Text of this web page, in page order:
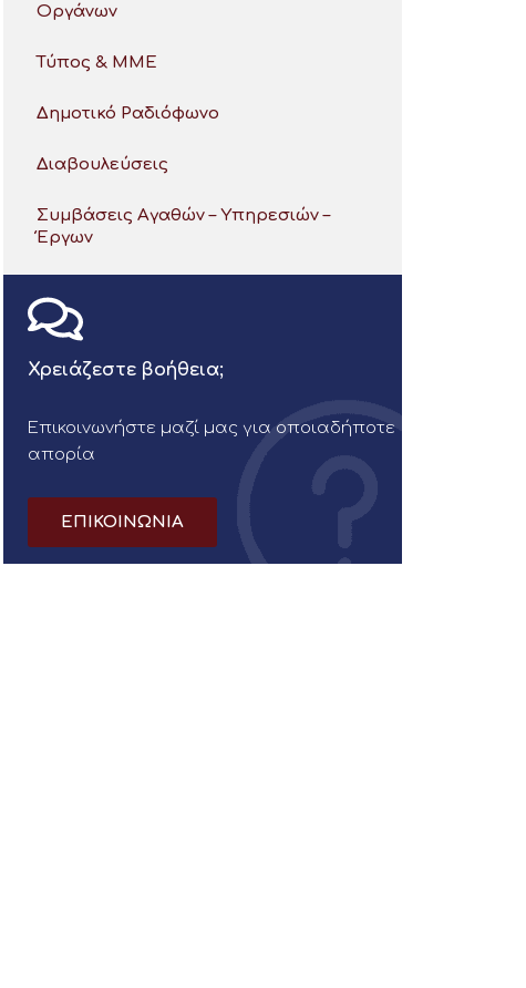
Οργάνων
Τύπος & ΜΜΕ
Δημοτικό Ραδιόφωνο
Διαβουλεύσεις
Συμβάσεις Αγαθών – Υπηρεσιών –
Έργων
Χρειάζεστε βοήθεια;
Επικοινωνήστε μαζί μας για οποιαδήποτε
απορία
ΕΠΙΚΟΙΝΩΝΙΑ